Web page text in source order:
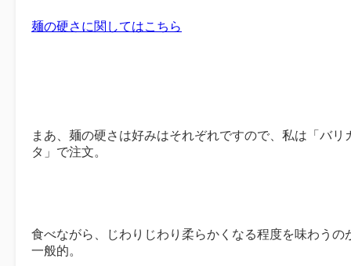
麺の硬さに関してはこちら
まあ、麺の硬さは好みはそれぞれですので、私は「バリ
タ」で注文。
食べながら、じわりじわり柔らかくなる程度を味わうの
一般的。